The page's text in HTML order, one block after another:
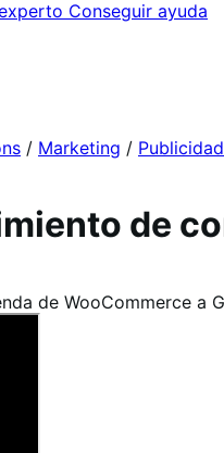
Conseguir ayuda
/ Marketing /
de
de WooCommerce a